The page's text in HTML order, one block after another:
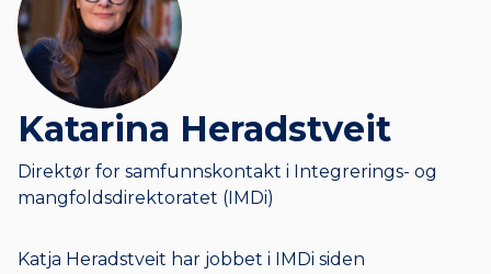
Katarina Heradstveit
Direktør for samfunnskontakt i Integrerings- og
mangfoldsdirektoratet (IMDi)
Katja Heradstveit har jobbet i IMDi siden